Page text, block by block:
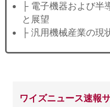
├ 電子機器および半
と展望
├ 汎用機械産業の現
ワイズニュース速報